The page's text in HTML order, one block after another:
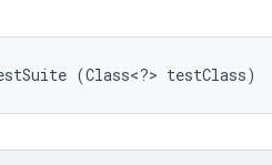
(Class<?> testClass)